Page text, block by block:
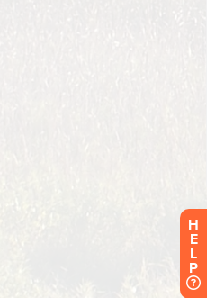
H
E
L
P